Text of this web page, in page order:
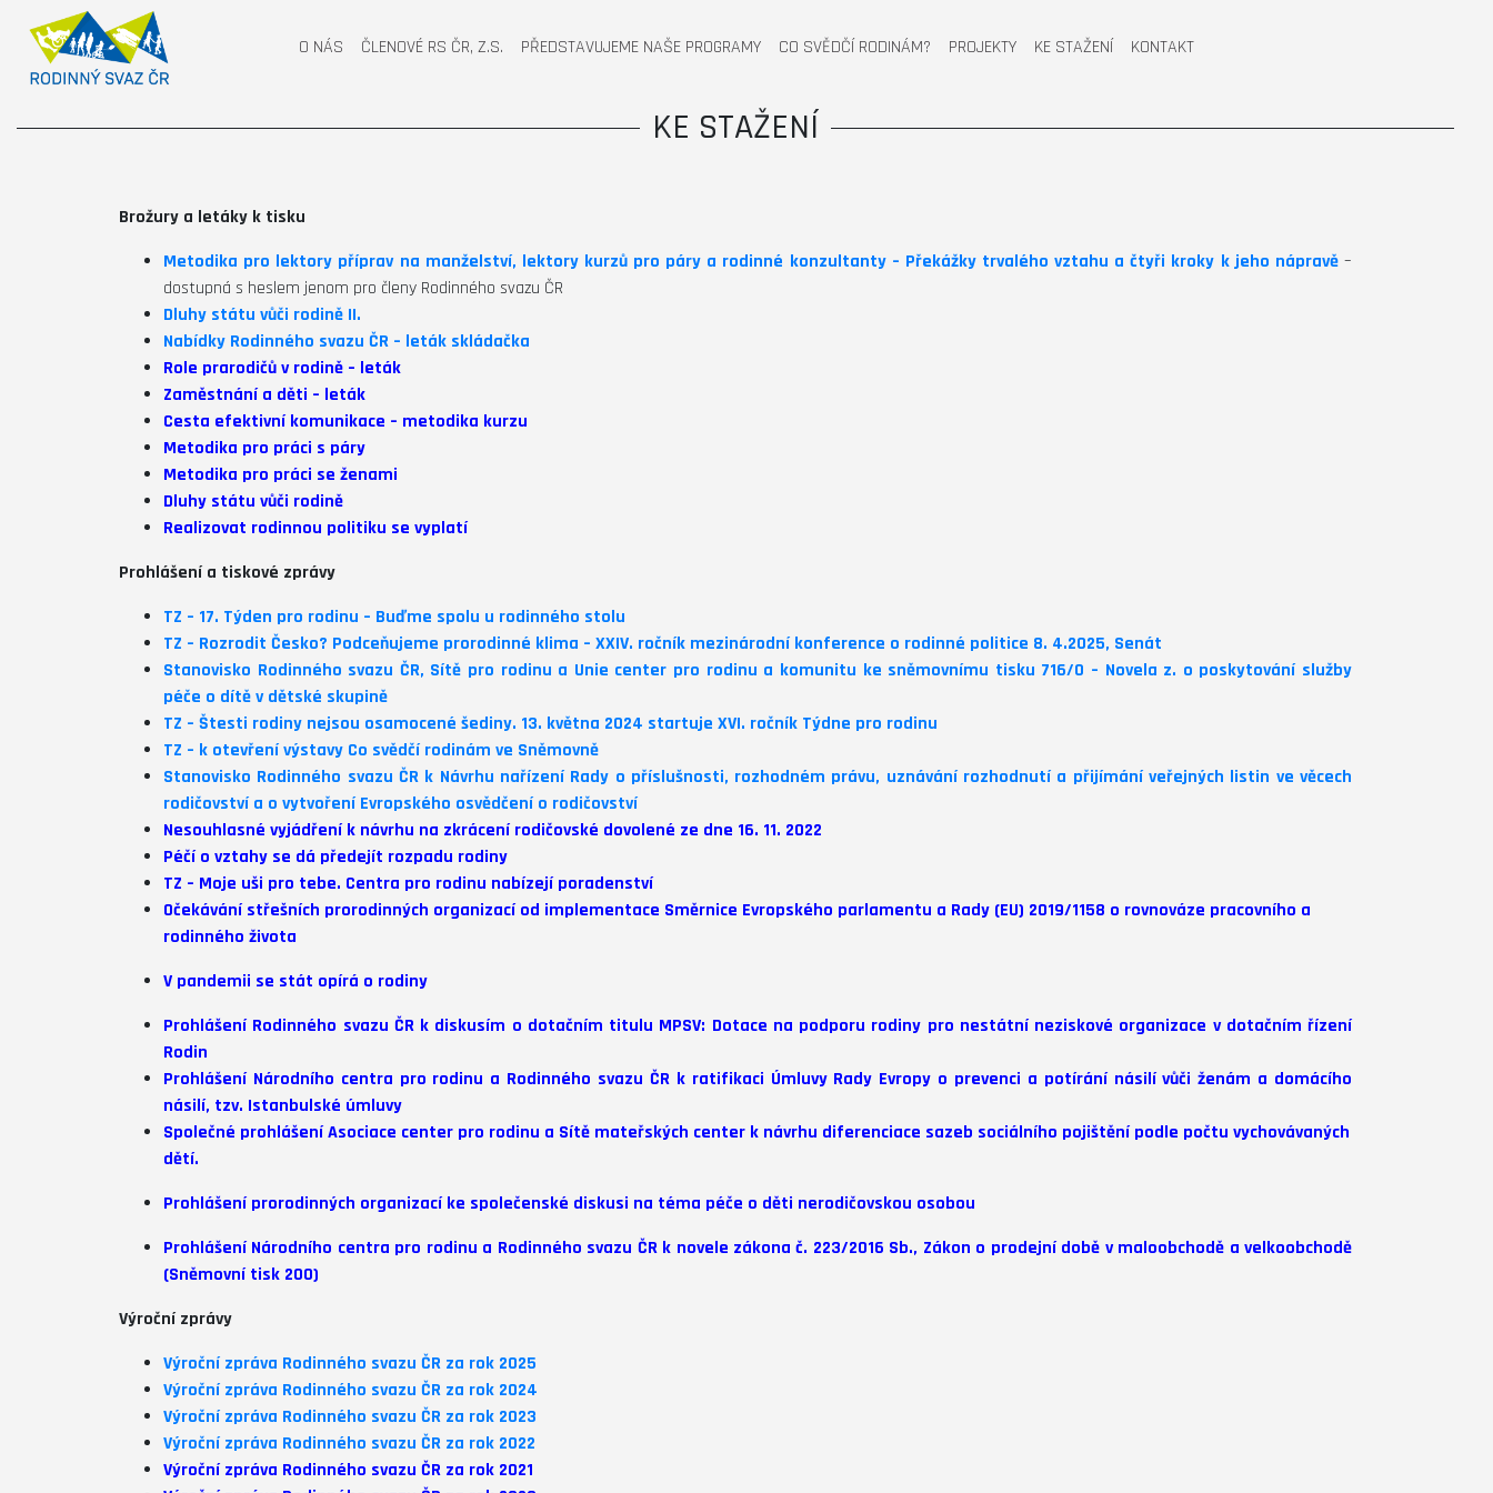
O NÁS ČLENOVÉ RS ČR, Z.S. PŘEDSTAVUJEME NAŠE PROGRAMY CO SVĚDČÍ RODINÁM? PROJEKTY KE STAŽENÍ KONTAKT
KE STAŽENÍ
Brožury a letáky k tisku
Metodika pro lektory příprav na manželství, lektory kurzů pro páry a rodinné konzultanty – Překážky trvalého vztahu a čtyři kroky k jeho nápravě –
dostupná s heslem jenom pro členy Rodinného svazu ČR
Dluhy státu vůči rodině II.
Nabídky Rodinného svazu ČR – leták skládačka
Role prarodičů v rodině – leták
Zaměstnání a děti – leták
Cesta efektivní komunikace – metodika kurzu
Metodika pro práci s páry
Metodika pro práci se ženami
Dluhy státu vůči rodině
Realizovat rodinnou politiku se vyplatí
Prohlášení a tiskové zprávy
TZ – 17. Týden pro rodinu – Buďme spolu u rodinného stolu
TZ – Rozrodit Česko? Podceňujeme prorodinné klima – XXIV. ročník mezinárodní konference o rodinné politice 8. 4.2025, Senát
Stanovisko Rodinného svazu ČR, Sítě pro rodinu a Unie center pro rodinu a komunitu ke sněmovnímu tisku 716/0 – Novela z. o poskytování služby
péče o dítě v dětské skupině
TZ – Štesti rodiny nejsou osamocené šediny. 13. května 2024 startuje XVI. ročník Týdne pro rodinu
TZ – k otevření výstavy Co svědčí rodinám ve Sněmovně
Stanovisko Rodinného svazu ČR k Návrhu nařízení Rady o příslušnosti, rozhodném právu, uznávání rozhodnutí a přijímání veřejných listin ve věcech
rodičovství a o vytvoření Evropského osvědčení o rodičovství
Nesouhlasné vyjádření k návrhu na zkrácení rodičovské dovolené ze dne 16. 11. 2022
Péčí o vztahy se dá předejít rozpadu rodiny
TZ – Moje uši pro tebe. Centra pro rodinu nabízejí poradenství
Očekávání střešních prorodinných organizací od implementace Směrnice Evropského parlamentu a Rady (EU) 2019/1158 o rovnováze pracovního a
rodinného života
V pandemii se stát opírá o rodiny
Prohlášení Rodinného svazu ČR k diskusím o dotačním titulu MPSV: Dotace na podporu rodiny pro nestátní neziskové organizace v dotačním řízení
Rodin
Prohlášení Národního centra pro rodinu a Rodinného svazu ČR k ratifikaci Úmluvy Rady Evropy o prevenci a potírání násilí vůči ženám a domácího
násilí, tzv. Istanbulské úmluvy
Společné prohlášení Asociace center pro rodinu a Sítě mateřských center k návrhu diferenciace sazeb sociálního pojištění podle počtu vychovávaných
dětí.
Prohlášení prorodinných organizací ke společenské diskusi na téma péče o děti nerodičovskou osobou
Prohlášení Národního centra pro rodinu a Rodinného svazu ČR k novele zákona č. 223/2016 Sb., Zákon o prodejní době v maloobchodě a velkoobchodě
(Sněmovní tisk 200)
Výroční zprávy
Výroční zpráva Rodinného svazu ČR za rok 2025
Výroční zpráva Rodinného svazu ČR za rok 2024
Výroční zpráva Rodinného svazu ČR za rok 2023
Výroční zpráva Rodinného svazu ČR za rok 2022
Výroční zpráva Rodinného svazu ČR za rok 2021